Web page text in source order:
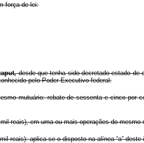
força de lei:
desde que tenha sido decretado estado de
pelo Poder Executivo federal:
mutuário: rebate de sessenta e cinco por
reais), em uma ou mais operações do mesmo
reais): aplica-se o disposto na alínea “a” deste